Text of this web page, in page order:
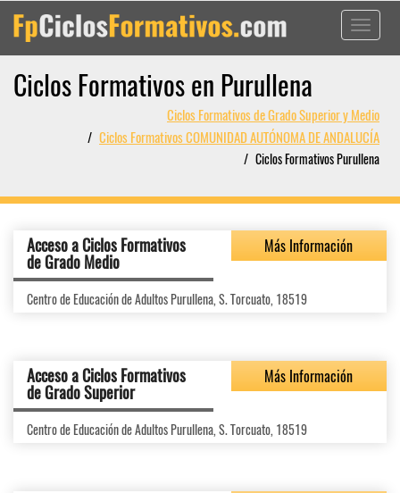
Toggle
Ciclos Formativos en Purullena
Ciclos Formativos de Grado Superior y Medio
Ciclos Formativos COMUNIDAD AUTÓNOMA DE ANDALUCÍA
Ciclos Formativos Purullena
Acceso a Ciclos Formativos
de Grado Medio
Más Información
Centro de Educación de Adultos Purullena, S. Torcuato, 18519
Acceso a Ciclos Formativos
de Grado Superior
Más Información
Centro de Educación de Adultos Purullena, S. Torcuato, 18519